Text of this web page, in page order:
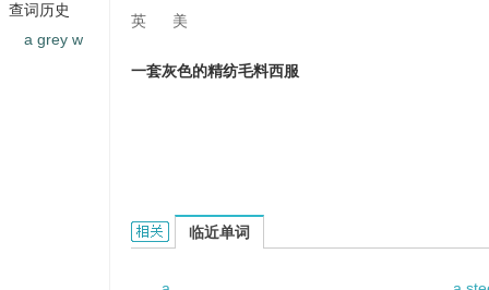
英 美
一套灰色的精纺毛料西服
a grey worsted suit的相关资料：
临近单词
查词历史
a grey w